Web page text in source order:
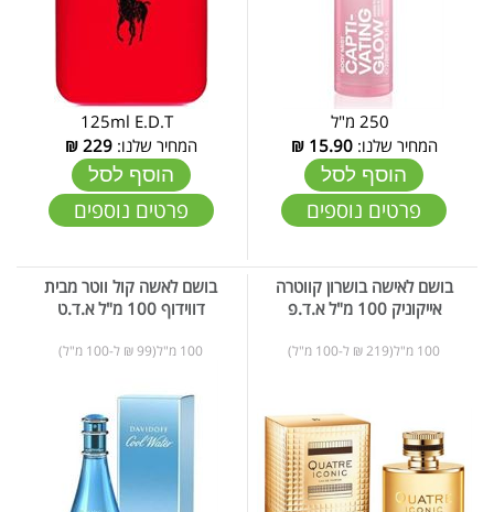
המחיר שלנו:15.90
₪
הוסף לסל
פרטים נוספים
125ml E.D.T
המחיר שלנו:229
₪
הוסף לסל
פרטים נוספים
בושם לאישה בושרון קווטרה
אייקוניק 100 מ"ל א.ד.פ
100 מ"ל(219 ₪ ל-100 מ"ל)
בושם לאשה קול ווטר מבית
דווידוף 100 מ"ל א.ד.ט
100 מ"ל(99 ₪ ל-100 מ"ל)